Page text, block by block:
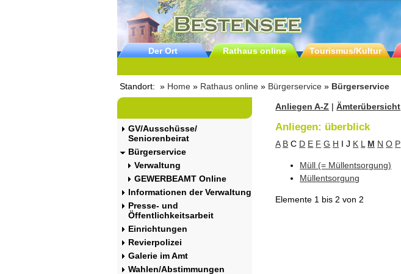
Der Ort Rathaus online Tourismus/Kultur
Standort: » Home » Rathaus online » Bürgerservice » Bürgerservice
GV/Ausschüsse/
Seniorenbeirat
Bürgerservice
Verwaltung
GEWERBEAMT Online
Informationen der Verwaltung
Presse- und
Öffentlichkeitsarbeit
Einrichtungen
Revierpolizei
Galerie im Amt
Wahlen/Abstimmungen
Anliegen A-Z |Ämterübersicht
Anliegen: überblick
A B C D E F G H I J K L M N O P
Müll (= Müllentsorgung)
Müllentsorgung
Elemente 1 bis 2 von 2